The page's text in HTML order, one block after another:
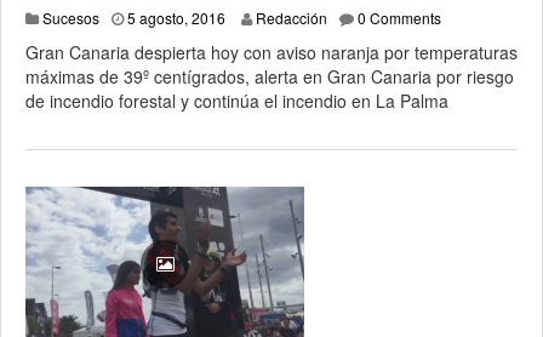
Sucesos 5 agosto, 2016 5 agosto, 2016
Redacción 0 Comments
Gran Canaria despierta hoy con aviso naranja por temperaturas
máximas de 39º centígrados, alerta en Gran Canaria por riesgo
de incendio forestal y continúa el incendio en La Palma